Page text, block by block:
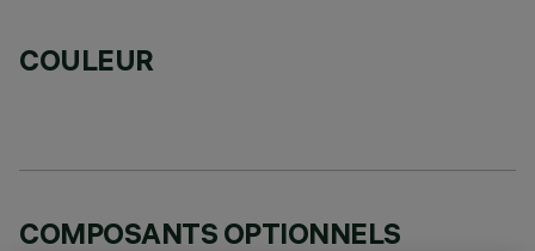
COULEUR
COMPOSANTS OPTIONNELS